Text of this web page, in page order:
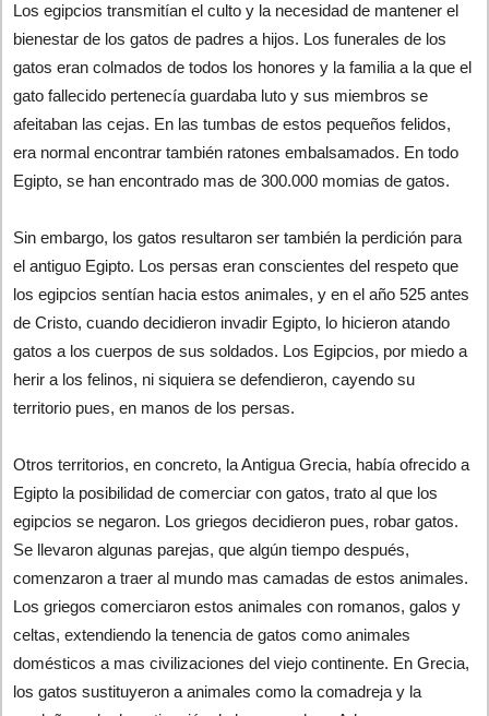
Los egipcios transmitían el culto y la necesidad de mantener el
bienestar de los gatos de padres a hijos. Los funerales de los
gatos eran colmados de todos los honores y la familia a la que el
gato fallecido pertenecía guardaba luto y sus miembros se
afeitaban las cejas. En las tumbas de estos pequeños felidos,
era normal encontrar también ratones embalsamados. En todo
Egipto, se han encontrado mas de 300.000 momias de gatos.
Sin embargo, los gatos resultaron ser también la perdición para
el antiguo Egipto. Los persas eran conscientes del respeto que
los egipcios sentían hacia estos animales, y en el año 525 antes
de Cristo, cuando decidieron invadir Egipto, lo hicieron atando
gatos a los cuerpos de sus soldados. Los Egipcios, por miedo a
herir a los felinos, ni siquiera se defendieron, cayendo su
territorio pues, en manos de los persas.
Otros territorios, en concreto, la Antigua Grecia, había ofrecido a
Egipto la posibilidad de comerciar con gatos, trato al que los
egipcios se negaron. Los griegos decidieron pues, robar gatos.
Se llevaron algunas parejas, que algún tiempo después,
comenzaron a traer al mundo mas camadas de estos animales.
Los griegos comerciaron estos animales con romanos, galos y
celtas, extendiendo la tenencia de gatos como animales
domésticos a mas civilizaciones del viejo continente. En Grecia,
los gatos sustituyeron a animales como la comadreja y la